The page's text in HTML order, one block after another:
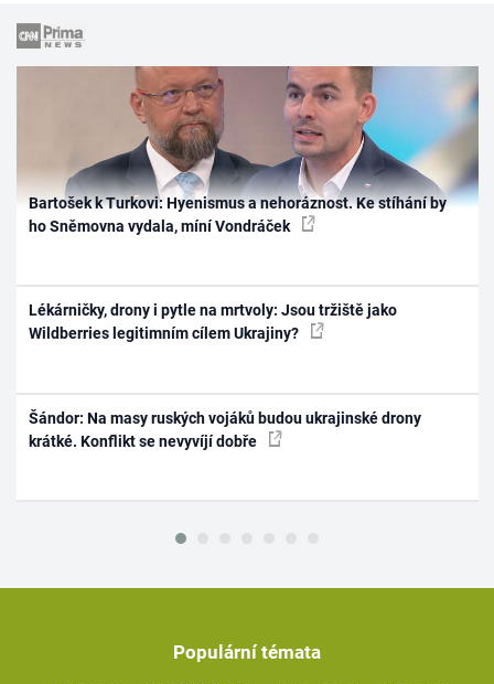
Bartošek k Turkovi: Hyenismus a nehoráznost. Ke stíhání by
ho Sněmovna vydala, míní Vondráček
Lékárničky, drony i pytle na mrtvoly: Jsou tržiště jako
Wildberries legitimním cílem Ukrajiny?
Šándor: Na masy ruských vojáků budou ukrajinské drony
krátké. Konflikt se nevyvíjí dobře
Populární témata